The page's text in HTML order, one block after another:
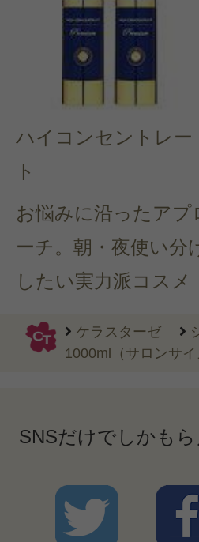
ハイコンセントレー
ト
お悩みに沿ったアプ
ーチ。朝・夜使い分
したい実力派コスメ
ケラスターゼ
1000ml（サロンサイ
SNSだけでしかも